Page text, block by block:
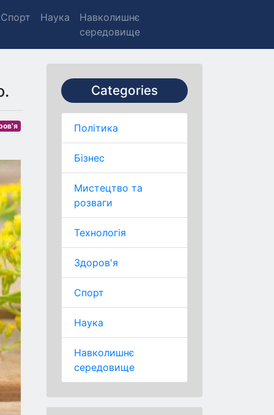
Спорт Наука
Навколишнє
середовище
Categories
Політика
Бізнес
Мистецтво та
розваги
Технологія
Здоров'я
Спорт
Наука
Навколишнє
середовище